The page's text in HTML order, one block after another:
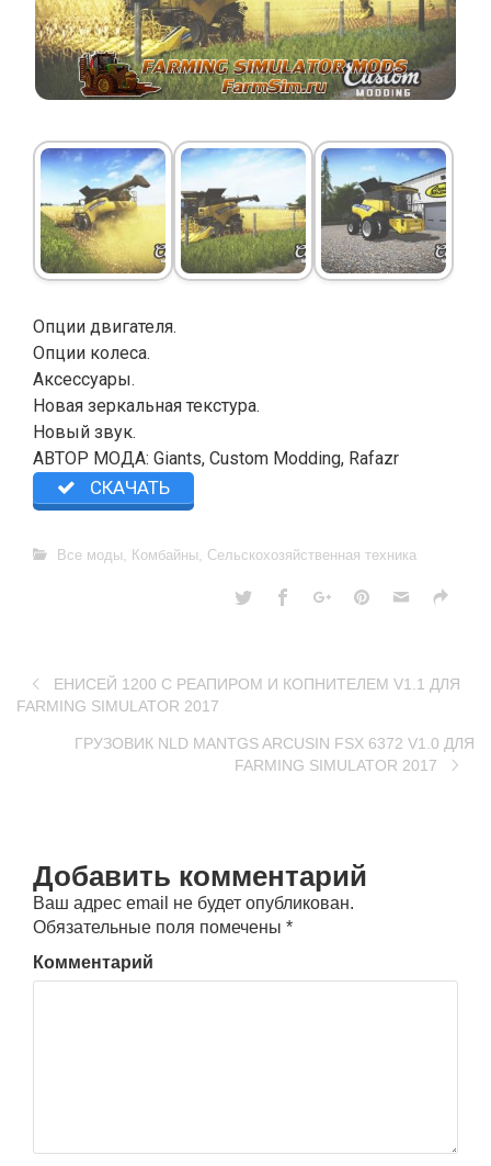
Опции двигателя.
Опции колеса.
Аксессуары.
Новая зеркальная текстура.
Новый звук.
АВТОР МОДА: Giants, Custom Modding, Rafazr
СКАЧАТЬ
Все моды, Комбайны, Сельскохозяйственная техника
ЕНИСЕЙ 1200 С РЕАПИРОМ И КОПНИТЕЛЕМ V1.1 ДЛЯ
FARMING SIMULATOR 2017
ГРУЗОВИК NLD MANTGS ARCUSIN FSX 6372 V1.0 ДЛЯ
FARMING SIMULATOR 2017
Добавить комментарий
Ваш адрес email не будет опубликован.
Обязательные поля помечены *
Комментарий